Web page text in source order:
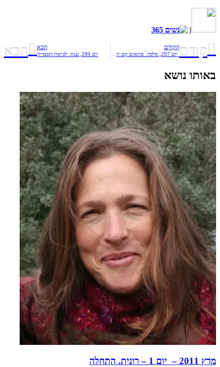
|
קודםהקודם הבא
יום 299, ענת. לביאת הספריה הבא
באותו נושא
מרץ 2011 – יום 1 – רונית. התחלה